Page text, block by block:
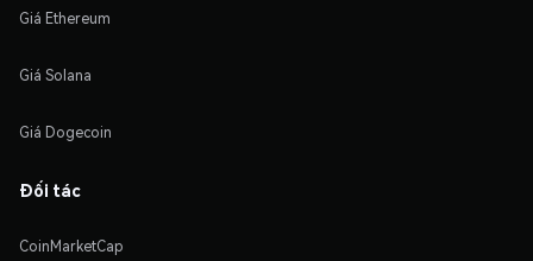
Giá Ethereum
Giá Solana
Giá Dogecoin
Đối tác
CoinMarketCap